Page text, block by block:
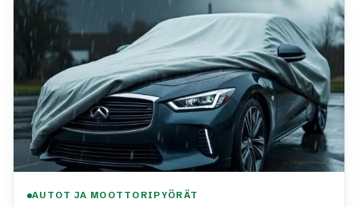
AUTOT JA MOOTTORIPYÖRÄT